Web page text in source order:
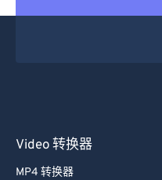
Video 转换器
MP4 转换器